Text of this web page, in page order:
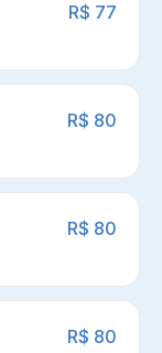
R$ 77
R$ 80
R$ 80
R$ 80